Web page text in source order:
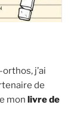
j’ai
de
mon livre de